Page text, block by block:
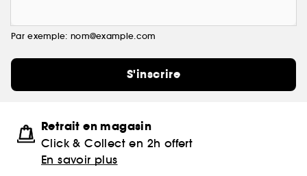
Par exemple: nom@example.com
S'inscrire
Retrait en magasin
Click & Collect en 2h offert
En savoir plus